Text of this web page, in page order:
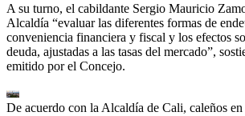
A su turno, el cabildante Sergio Mauricio
Alcaldía “evaluar las diferentes formas de
conveniencia financiera y fiscal y los efectos
deuda, ajustadas a las tasas del mercado”,
emitido por el Concejo.
De acuerdo con la Alcaldía de Cali, caleños en